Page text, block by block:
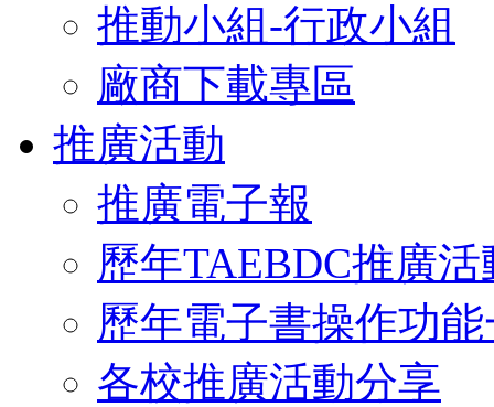
推動小組-行政小組
廠商下載專區
推廣活動
推廣電子報
歷年TAEBDC推廣活
歷年電子書操作功
各校推廣活動分享